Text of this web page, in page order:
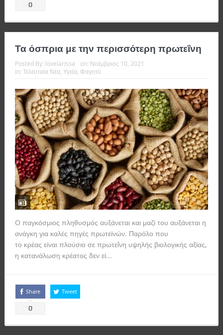
0
Τα όσπρια με την περισσότερη πρωτεΐνη
Posted By: lovelarissa on: Νοέμβριος 10, 2021
In: Τελευταία Νέα, Υγεία, Φαγητό
O παγκόσμιος πληθυσμός αυξάνεται και μαζί του αυξάνεται η
ανάγκη για καλές πηγές πρωτεϊνών. Παρόλο που
το κρέας είναι πλούσιο σε πρωτεΐνη υψηλής βιολογικής αξίας,
η κατανάλωση κρέατος δεν εί...
Share
0
Tweet